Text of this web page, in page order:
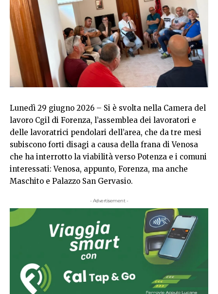
Lunedì 29 giugno 2026 – Si è svolta nella Camera del
lavoro Cgil di Forenza, l’assemblea dei lavoratori e
delle lavoratrici pendolari dell’area, che da tre mesi
subiscono forti disagi a causa della frana di Venosa
che ha interrotto la viabilità verso Potenza e i comuni
interessati: Venosa, appunto, Forenza, ma anche
Maschito e Palazzo San Gervasio.
- Advertisement -